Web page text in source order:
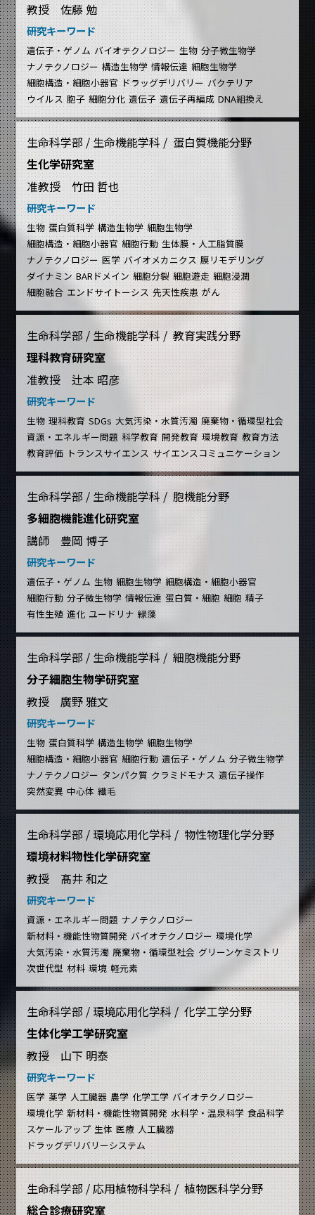
教授 佐藤 勉
研究キーワード
遺伝子・ゲノム バイオテクノロジー 生物 分子微生物学
ナノテクノロジー 構造生物学 情報伝達 細胞生物学
細胞構造・細胞小器官 ドラッグデリバリー バクテリア
ウイルス 胞子 細胞分化 遺伝子 遺伝子再編成 DNA組換え
生命科学部 / 生命機能学科 / 蛋白質機能分野
生化学研究室
准教授 竹田 哲也
研究キーワード
生物 蛋白質科学 構造生物学 細胞生物学
細胞構造・細胞小器官 細胞行動 生体膜・人工脂質膜
ナノテクノロジー 医学 バイオメカニクス 膜リモデリング
ダイナミン BARドメイン 細胞分裂 細胞遊走 細胞浸潤
細胞融合 エンドサイトーシス 先天性疾患 がん
生命科学部 / 生命機能学科 / 教育実践分野
理科教育研究室
准教授 辻本 昭彦
研究キーワード
生物 理科教育 SDGs 大気汚染・水質汚濁 廃棄物・循環型社会
資源・エネルギー問題 科学教育 開発教育 環境教育 教育方法
教育評価 トランスサイエンス サイエンスコミュニケーション
生命科学部 / 生命機能学科 / 胞機能分野
多細胞機能進化研究室
講師 豊岡 博子
研究キーワード
遺伝子・ゲノム 生物 細胞生物学 細胞構造・細胞小器官
細胞行動 分子微生物学 情報伝達 蛋白質・細胞 細胞 精子
有性生殖 進化 ユードリナ 緑藻
生命科学部 / 生命機能学科 / 細胞機能分野
分子細胞生物学研究室
教授 廣野 雅文
研究キーワード
生物 蛋白質科学 構造生物学 細胞生物学
細胞構造・細胞小器官 細胞行動 遺伝子・ゲノム 分子微生物学
ナノテクノロジー タンパク質 クラミドモナス 遺伝子操作
突然変異 中心体 繊毛
生命科学部 / 環境応用化学科 / 物性物理化学分野
環境材料物性化学研究室
教授 髙井 和之
研究キーワード
資源・エネルギー問題 ナノテクノロジー
新材料・機能性物質開発 バイオテクノロジー 環境化学
大気汚染・水質汚濁 廃棄物・循環型社会 グリーンケミストリ
次世代型 材料 環境 軽元素
生命科学部 / 環境応用化学科 / 化学工学分野
生体化学工学研究室
教授 山下 明泰
研究キーワード
医学 薬学 人工臓器 農学 化学工学 バイオテクノロジー
環境化学 新材料・機能性物質開発 水科学・温泉科学 食品科学
スケールアップ 生体 医療 人工臓器
ドラッグデリバリーシステム
生命科学部 / 応用植物科学科 / 植物医科学分野
総合診療研究室